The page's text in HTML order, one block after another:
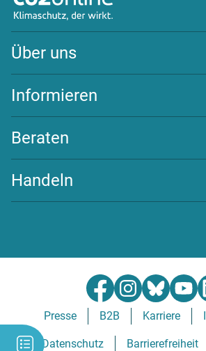
Über uns
Auszeichnungen
Team
Transparenz
Wirksamkeit
Informieren
Klima schützen
Energiewende
Newsletter
Beraten
Beratungs-Tools
Challenges
FAQ
Handeln
Spenden
Presse B2B Karriere
Datenschutz Barrierefreiheit